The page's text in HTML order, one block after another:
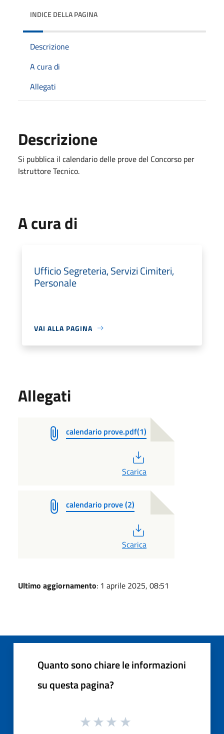
INDICE DELLA PAGINA
Descrizione
A cura di
Allegati
Descrizione
Si pubblica il calendario delle prove del Concorso per
Istruttore Tecnico.
A cura di
Ufficio Segreteria, Servizi Cimiteri,
Personale
VAI ALLA PAGINA
Allegati
calendario prove.pdf(1)
Scarica
calendario prove (2)
Scarica
Ultimo aggiornamento: 1 aprile 2025, 08:51
Quanto sono chiare le informazioni
su questa pagina?